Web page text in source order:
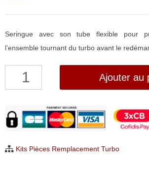
Seringue avec son tube flexible pour
l’ensemble tournant du turbo avant le
quantité
et
tube
prégraissage
Ajouter au
Kits Pièces Remplacement Turbo